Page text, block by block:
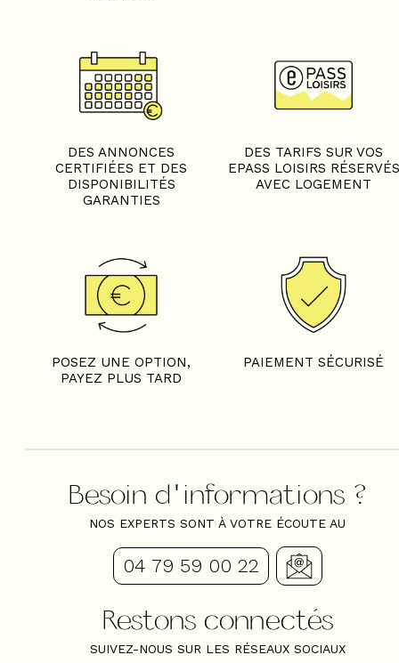
DES ANNONCES
CERTIFIÉES ET DES
DISPONIBILITÉS
GARANTIES
DES TARIFS SUR VOS
EPASS LOISIRS RÉSERVÉS
AVEC LOGEMENT
POSEZ UNE OPTION,
PAYEZ PLUS TARD
PAIEMENT SÉCURISÉ
Besoin d'informations ?
NOS EXPERTS SONT À VOTRE ÉCOUTE AU
04 79 59 00 22
Restons connectés
SUIVEZ-NOUS SUR LES RÉSEAUX SOCIAUX